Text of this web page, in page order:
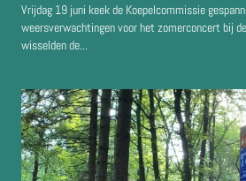
Vrijdag 19 juni keek de Koepelcommissie
weersverwachtingen voor het zomerconcert bij
wisselden de...